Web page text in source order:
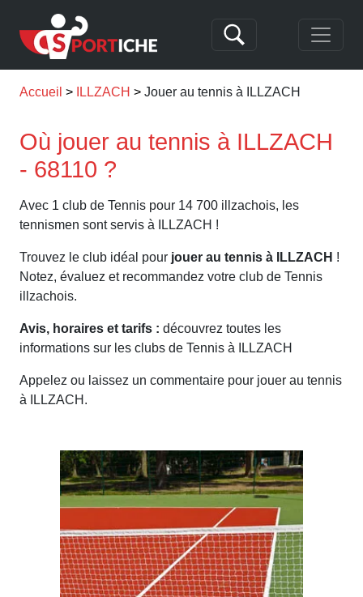
Accueil ILLZACH Jouer au tennis à ILLZACH
Où jouer au tennis à ILLZACH
- 68110 ?
Avec 1 club de Tennis pour 14 700 illzachois, les
tennismen sont servis à ILLZACH !
Trouvez le club idéal pour jouer au tennis à ILLZACH !
Notez, évaluez et recommandez votre club de Tennis
illzachois.
Avis, horaires et tarifs : découvrez toutes les
informations sur les clubs de Tennis à ILLZACH
Appelez ou laissez un commentaire pour jouer au tennis
à ILLZACH.